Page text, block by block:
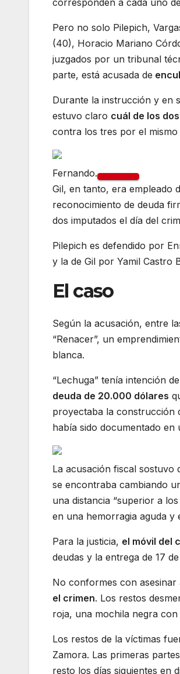
Pero no solo Pilepich,
(40), Horacio Mariano
juzgados por un tribunal
parte, está acusada de
Durante la instrucción y en
estuvo claro cuál de los
contra los tres por el
Fernando.
Gil, en tanto, era empleado
reconocimiento de deuda
dos imputados el día del
Pilepich es defendido por
y la de Gil por Yamil Castro
El caso
Según la acusación, entre
“Renacer”, un
blanca.
“Lechuga” tenía intención
deuda de 20.000 dólares
proyectaba la construcción
había sido documentado en
La acusación fiscal sostuvo
se encontraba cambiando
una distancia “superior a
en una hemorragia aguda y
Para la justicia, el móvil del
deudas y la entrega de 17
No conformes con
el crimen. Los restos
roja, una mochila negra
Los restos de la víctimas
Zamora. Las primeras
resto los días siguientes en